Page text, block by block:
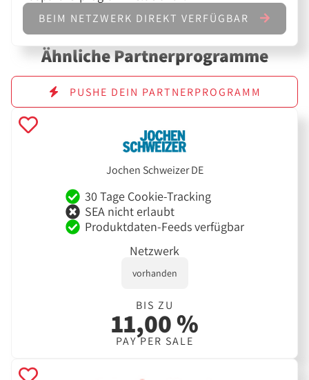
BEIM NETZWERK DIREKT VERFÜGBAR
Ähnliche Partnerprogramme
PUSHE DEIN PARTNERPROGRAMM
Jochen Schweizer DE
30 Tage Cookie-Tracking
SEA nicht erlaubt
Produktdaten-Feeds verfügbar
Netzwerk
vorhanden
BIS ZU
11,00 %
PAY PER SALE